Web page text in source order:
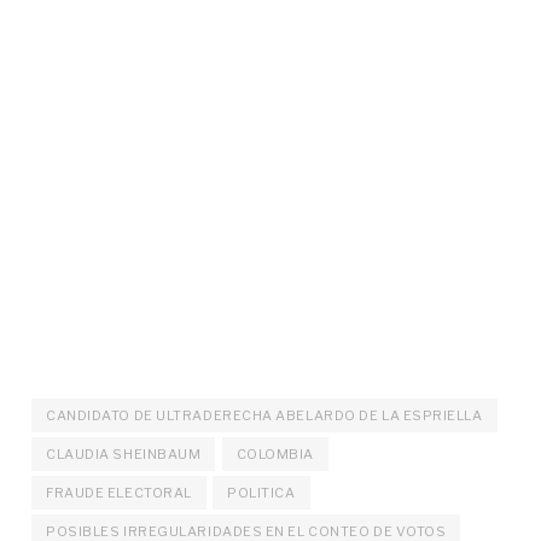
CANDIDATO DE ULTRADERECHA ABELARDO DE LA ESPRIELLA
CLAUDIA SHEINBAUM COLOMBIA
FRAUDE ELECTORAL POLITICA
POSIBLES IRREGULARIDADES EN EL CONTEO DE VOTOS